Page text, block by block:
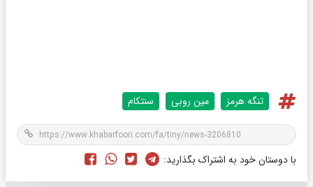
تنگه هرمز مین روبی سنتکام
با دوستان خود به اشتراک بگذارید: